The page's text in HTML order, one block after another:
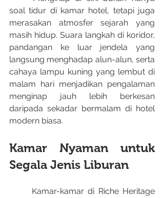
soal tidur di kamar hotel, tetapi juga
merasakan atmosfer sejarah yang
masih hidup. Suara langkah di koridor,
pandangan ke luar jendela yang
langsung menghadap alun-alun, serta
cahaya lampu kuning yang lembut di
malam hari menjadikan pengalaman
menginap jauh lebih berkesan
daripada sekadar bermalam di hotel
modern biasa.
Kamar Nyaman untuk
Segala Jenis Liburan